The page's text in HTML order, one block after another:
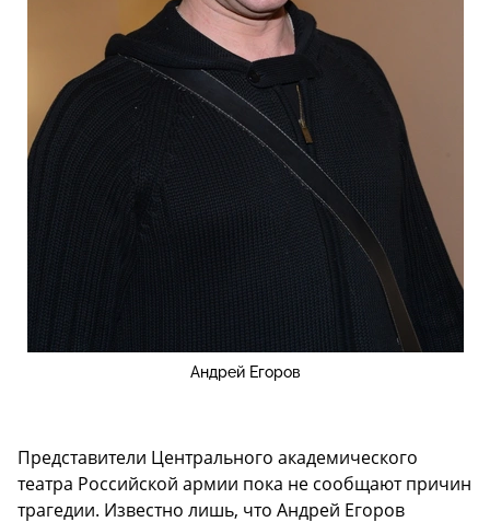
Андрей Егоров
Представители Центрального академического
театра Российской армии пока не сообщают причин
трагедии. Известно лишь, что Андрей Егоров